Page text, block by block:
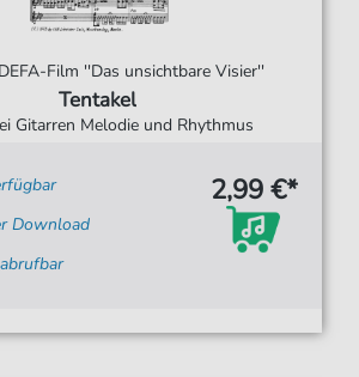
Film ''Das unsichtbare Visier''
Tentakel
Gitarren Melodie und Rhythmus
Download
2,99 €*